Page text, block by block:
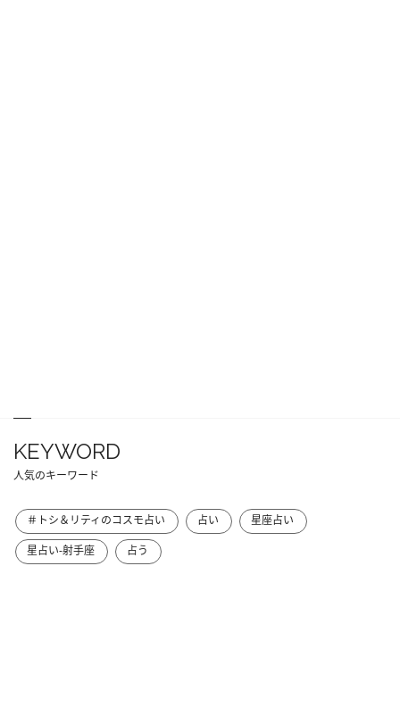
KEYWORD
人気のキーワード
＃トシ＆リティのコスモ占い 占い
星座占い
星占い-射手座
占う